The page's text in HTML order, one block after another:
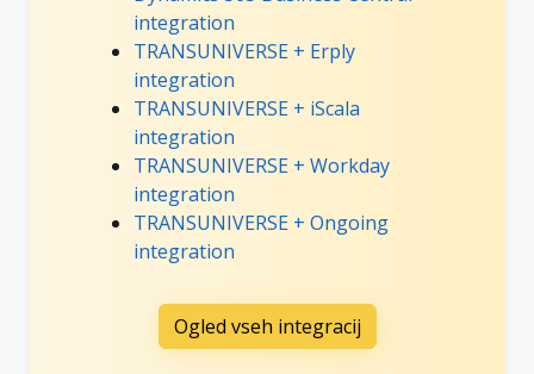
integration
TRANSUNIVERSE + Erply
integration
TRANSUNIVERSE + iScala
integration
TRANSUNIVERSE + Workday
integration
TRANSUNIVERSE + Ongoing
integration
Ogled vseh integracij